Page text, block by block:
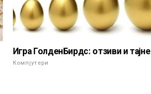
Игра ГолденБирдс: отзиви и тајне
Компјутери